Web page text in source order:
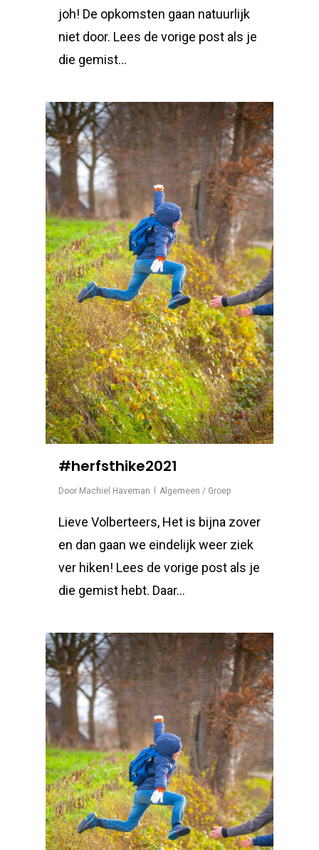
joh! De opkomsten gaan natuurlijk
niet door. Lees de vorige post als je
die gemist…
#herfsthike2021
Door Machiel Haveman Algemeen / Groep
Lieve Volberteers, Het is bijna zover
en dan gaan we eindelijk weer ziek
ver hiken! Lees de vorige post als je
die gemist hebt. Daar…